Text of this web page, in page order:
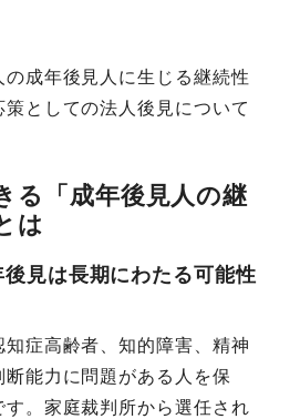
成年後見人に生じる継続性
としての法人後見について
る「成年後見人の継
は
見は長期にわたる可能性
症高齢者、知的障害、精神
能力に問題がある人を保
。家庭裁判所から選任され